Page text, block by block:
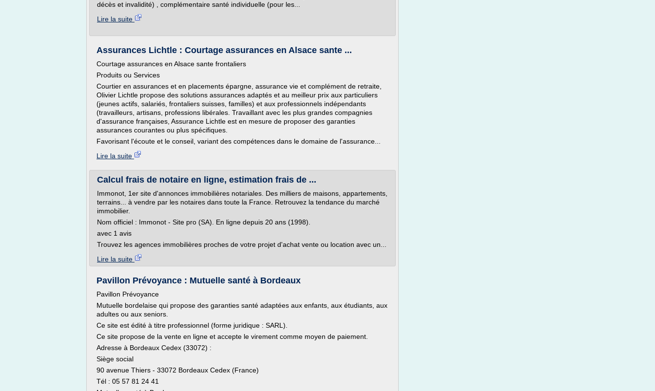
décès et invalidité) , complémentaire santé individuelle (pour les...
Lire la suite
Assurances Lichtle : Courtage assurances en Alsace sante ...
Courtage assurances en Alsace sante frontaliers
Produits ou Services
Courtier en assurances et en placements épargne, assurance vie et complément de retraite,
Olivier Lichtle propose des solutions assurances adaptés et au meilleur prix aux particuliers
(jeunes actifs, salariés, frontaliers suisses, familles) et aux professionnels indépendants
(travailleurs, artisans, professions libérales. Travaillant avec les plus grandes compagnies
d'assurance françaises, Assurance Lichtle est en mesure de proposer des garanties
assurances courantes ou plus spécifiques.
Favorisant l'écoute et le conseil, variant des compétences dans le domaine de l'assurance...
Lire la suite
Calcul frais de notaire en ligne, estimation frais de ...
Immonot, 1er site d'annonces immobilières notariales. Des milliers de maisons, appartements,
terrains... à vendre par les notaires dans toute la France. Retrouvez la tendance du marché
immobilier.
Nom officiel : Immonot - Site pro (SA). En ligne depuis 20 ans (1998).
avec 1 avis
Trouvez les agences immobilières proches de votre projet d'achat vente ou location avec un...
Lire la suite
Pavillon Prévoyance : Mutuelle santé à Bordeaux
Pavillon Prévoyance
Mutuelle bordelaise qui propose des garanties santé adaptées aux enfants, aux étudiants, aux
adultes ou aux seniors.
Ce site est édité à titre professionnel (forme juridique : SARL).
Ce site propose de la vente en ligne et accepte le virement comme moyen de paiement.
Adresse à Bordeaux Cedex (33072) :
Siège social
90 avenue Thiers - 33072 Bordeaux Cedex (France)
Tél : 05 57 81 24 41